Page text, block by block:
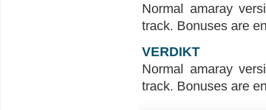
Normal amaray
track. Bonuses are
VERDIKT
Normal amaray
track. Bonuses are